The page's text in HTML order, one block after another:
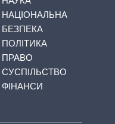
НАЦІОНАЛЬНА
БЕЗПЕКА
ПОЛІТИКА
ПРАВО
СУСПІЛЬСТВО
ФІНАНСИ